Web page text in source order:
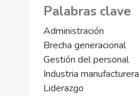
Palabras clave
Administración
Brecha generacional
Gestión del personal
Industria manufacturera
Liderazgo